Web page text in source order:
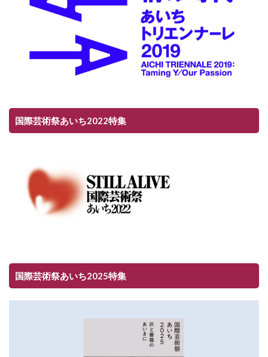
国際芸術祭あいち2022特集
国際芸術祭あいち2025特集